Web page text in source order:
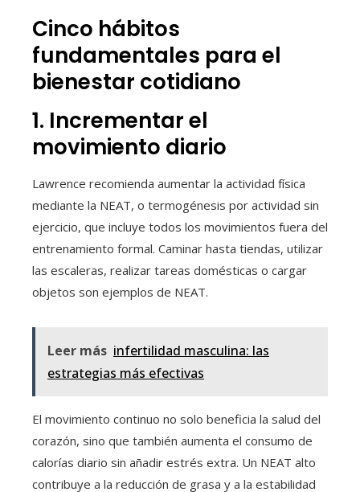
Cinco hábitos
fundamentales para el
bienestar cotidiano
1. Incrementar el
movimiento diario
Lawrence recomienda aumentar la actividad física
mediante la NEAT, o termogénesis por actividad sin
ejercicio, que incluye todos los movimientos fuera del
entrenamiento formal. Caminar hasta tiendas, utilizar
las escaleras, realizar tareas domésticas o cargar
objetos son ejemplos de NEAT.
Leer más infertilidad masculina: las
estrategias más efectivas
El movimiento continuo no solo beneficia la salud del
corazón, sino que también aumenta el consumo de
calorías diario sin añadir estrés extra. Un NEAT alto
contribuye a la reducción de grasa y a la estabilidad